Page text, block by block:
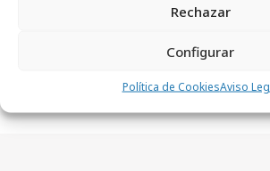
Rechazar
Configurar
Política de CookiesAviso
Noticias
No se han encontrado noticias